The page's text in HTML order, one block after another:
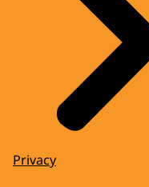
Privacy